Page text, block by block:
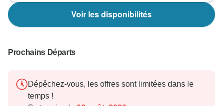
Voir les disponibilités
Prochains Départs
Dépêchez-vous, les offres sont limitées dans le
temps !